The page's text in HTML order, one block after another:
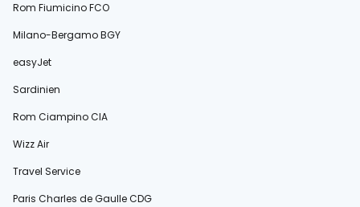
Rom Fiumicino FCO
Milano-Bergamo BGY
easyJet
Sardinien
Rom Ciampino CIA
Wizz Air
Travel Service
Paris Charles de Gaulle CDG